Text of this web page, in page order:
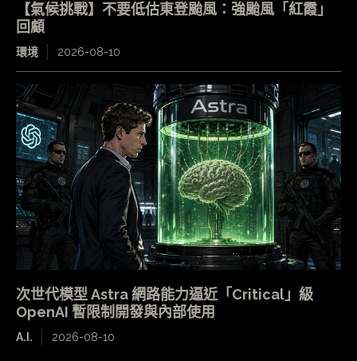
【氣候挑戰】不要低估東登颱風：強颱風「紅霞」
回顧
環境 2026-08-10
次世代模型 Astra 網路能力逼近「Critical」級
OpenAI 暫限制開發與內部使用
A.I. 2026-08-10